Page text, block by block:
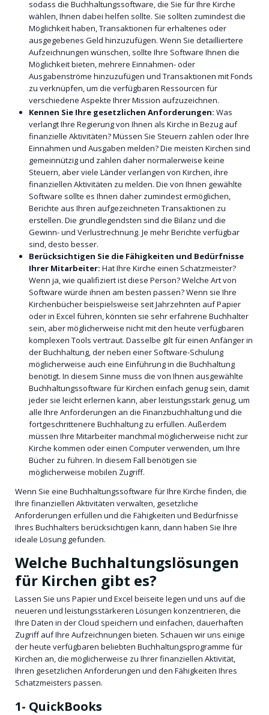
sodass die Buchhaltungssoftware, die Sie für Ihre Kirche
wählen, Ihnen dabei helfen sollte. Sie sollten zumindest die
Möglichkeit haben, Transaktionen für erhaltenes oder
ausgegebenes Geld hinzuzufügen. Wenn Sie detailliertere
Aufzeichnungen wünschen, sollte Ihre Software Ihnen die
Möglichkeit bieten, mehrere Einnahmen- oder
Ausgabenströme hinzuzufügen und Transaktionen mit Fonds
zu verknüpfen, um die verfügbaren Ressourcen für
verschiedene Aspekte Ihrer Mission aufzuzeichnen.
Kennen Sie Ihre gesetzlichen Anforderungen: Was
verlangt Ihre Regierung von Ihnen als Kirche in Bezug auf
finanzielle Aktivitäten? Müssen Sie Steuern zahlen oder Ihre
Einnahmen und Ausgaben melden? Die meisten Kirchen sind
gemeinnützig und zahlen daher normalerweise keine
Steuern, aber viele Länder verlangen von Kirchen, ihre
finanziellen Aktivitäten zu melden. Die von Ihnen gewählte
Software sollte es Ihnen daher zumindest ermöglichen,
Berichte aus Ihren aufgezeichneten Transaktionen zu
erstellen. Die grundlegendsten sind die Bilanz und die
Gewinn- und Verlustrechnung. Je mehr Berichte verfügbar
sind, desto besser.
Berücksichtigen Sie die Fähigkeiten und Bedürfnisse
Ihrer Mitarbeiter: Hat Ihre Kirche einen Schatzmeister?
Wenn ja, wie qualifiziert ist diese Person? Welche Art von
Software würde ihnen am besten passen? Wenn sie Ihre
Kirchenbücher beispielsweise seit Jahrzehnten auf Papier
oder in Excel führen, könnten sie sehr erfahrene Buchhalter
sein, aber möglicherweise nicht mit den heute verfügbaren
komplexen Tools vertraut. Dasselbe gilt für einen Anfänger in
der Buchhaltung, der neben einer Software-Schulung
möglicherweise auch eine Einführung in die Buchhaltung
benötigt. In diesem Sinne muss die von Ihnen ausgewählte
Buchhaltungssoftware für Kirchen einfach genug sein, damit
jeder sie leicht erlernen kann, aber leistungsstark genug, um
alle Ihre Anforderungen an die Finanzbuchhaltung und die
fortgeschrittenere Buchhaltung zu erfüllen. Außerdem
müssen Ihre Mitarbeiter manchmal möglicherweise nicht zur
Kirche kommen oder einen Computer verwenden, um Ihre
Bücher zu führen. In diesem Fall benötigen sie
möglicherweise mobilen Zugriff.
Wenn Sie eine Buchhaltungssoftware für Ihre Kirche finden, die
Ihre finanziellen Aktivitäten verwalten, gesetzliche
Anforderungen erfüllen und die Fähigkeiten und Bedürfnisse
Ihres Buchhalters berücksichtigen kann, dann haben Sie Ihre
ideale Lösung gefunden.
Welche Buchhaltungslösungen
für Kirchen gibt es?
Lassen Sie uns Papier und Excel beiseite legen und uns auf die
neueren und leistungsstärkeren Lösungen konzentrieren, die
Ihre Daten in der Cloud speichern und einfachen, dauerhaften
Zugriff auf Ihre Aufzeichnungen bieten. Schauen wir uns einige
der heute verfügbaren beliebten Buchhaltungsprogramme für
Kirchen an, die möglicherweise zu Ihrer finanziellen Aktivität,
Ihren gesetzlichen Anforderungen und den Fähigkeiten Ihres
Schatzmeisters passen.
1- QuickBooks